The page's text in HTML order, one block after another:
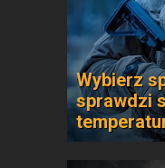
Wybierz
sprawdzi